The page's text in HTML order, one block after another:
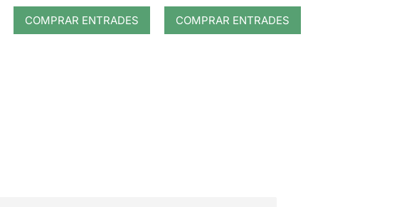
COMPRAR ENTRADES COMPRAR ENTRADES